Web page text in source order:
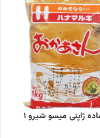
سوپ آماده ژاپنی میسو شیرو 1